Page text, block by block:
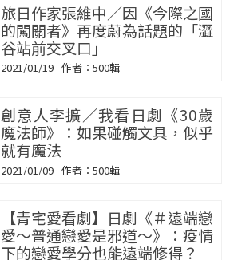
旅日作家張維中／因《今際之國
的闖關者》再度蔚為話題的「澀
谷站前交叉口」
2021/01/19 500輯
創意人李擴／我看日劇《30歲
魔法師》：如果碰觸文具，似乎
就有魔法
2021/01/09 500輯
【青宅愛看劇】日劇《＃遠端戀
愛～普通戀愛是邪道～》：疫情
下的戀愛學分也能遠端修得？